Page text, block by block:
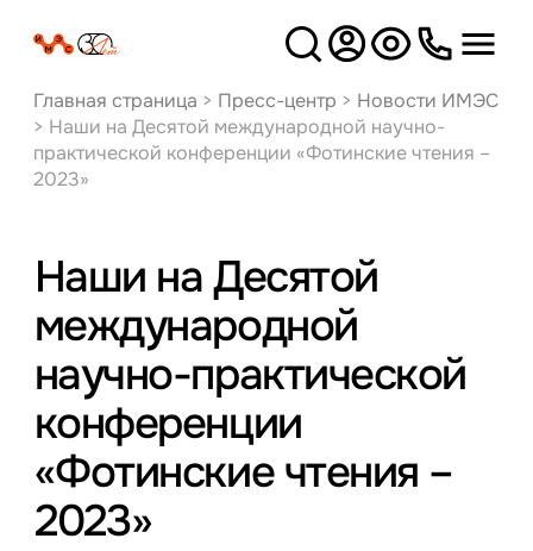
Версия
для слабовидящих
Главная страница > Пресс-центр > Новости ИМЭС
> Наши на Десятой международной научно-
практической конференции «Фотинские чтения –
2023»
Наши на Десятой
международной
научно-практической
конференции
«Фотинские чтения –
2023»